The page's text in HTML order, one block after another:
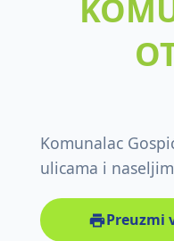
Komunalac
ulicama i
Preuzmi